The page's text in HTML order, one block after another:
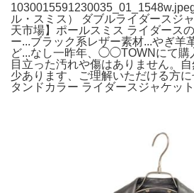
ル・スミス） ダブルライダースジ
天市場】ポールスミス ライダース
ー...ブラック系レザー素材...やぎ羊
ど...なし一昨年、◯◯TOWNにて購
目立った汚れや傷はありません。
少あります、ご理解いただける方
タンドカラー ライダースジャケッ